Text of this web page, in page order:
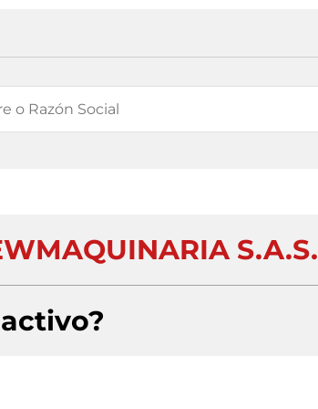
S.A.S.